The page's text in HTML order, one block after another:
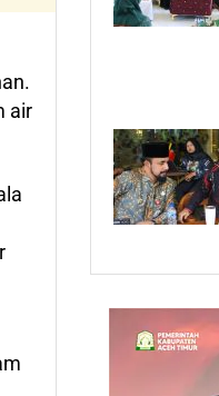
air